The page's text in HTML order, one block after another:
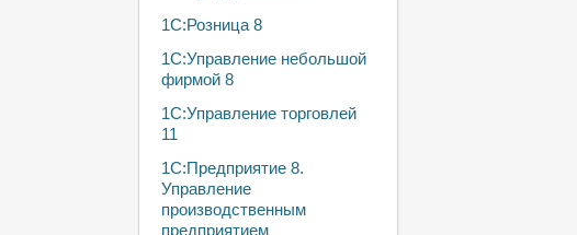
1С:Розница 8
1С:Управление небольшой
фирмой 8
1С:Управление торговлей
11
1С:Предприятие 8.
Управление
производственным
предприятием